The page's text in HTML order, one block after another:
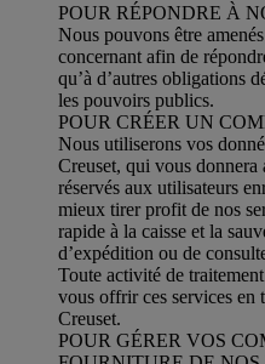
POUR RÉPONDRE À
Nous pouvons être
concernant afin de
qu’à d’autres obligations
les pouvoirs publics.
POUR CRÉER UN
Nous utiliserons vos
Creuset, qui vous donnera
réservés aux utilisateurs
mieux tirer profit de nos
rapide à la caisse et la
d’expédition ou de
Toute activité de
vous offrir ces services en
Creuset.
POUR GÉRER VOS